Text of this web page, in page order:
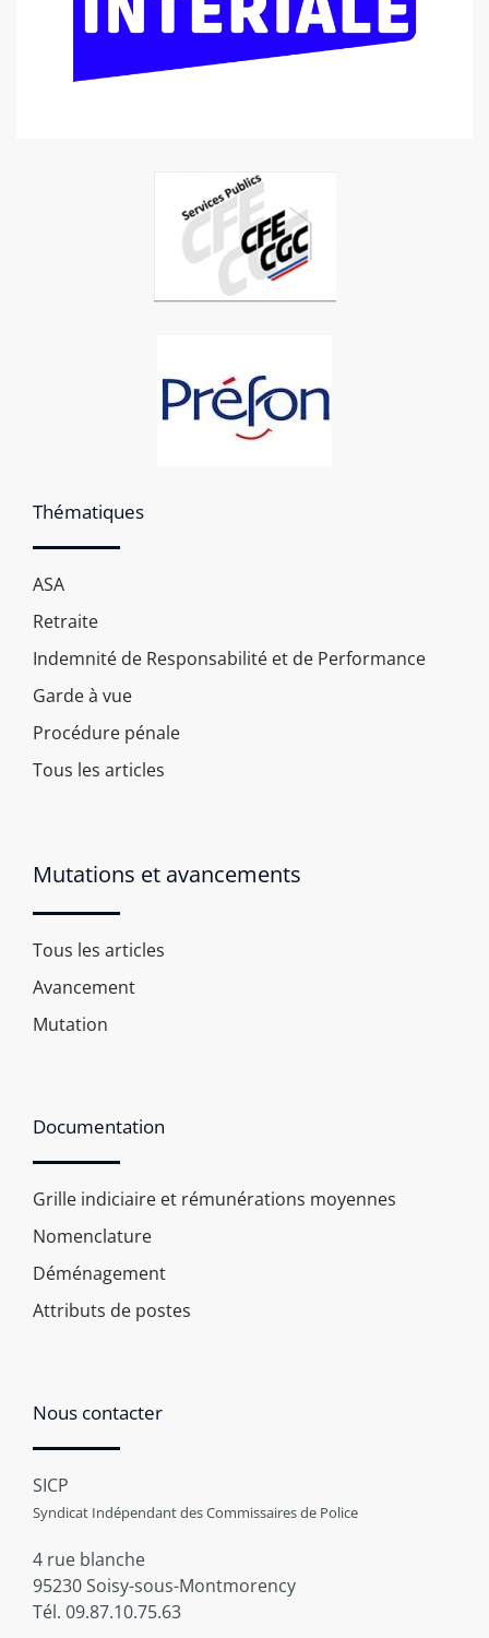
Thématiques
ASA
Retraite
Indemnité de Responsabilité et de Performance
Garde à vue
Procédure pénale
Tous les articles
Mutations et avancements
Tous les articles
Avancement
Mutation
Documentation
Grille indiciaire et rémunérations moyennes
Nomenclature
Déménagement
Attributs de postes
Nous contacter
SICP
Syndicat Indépendant des Commissaires de Police
4 rue blanche
95230 Soisy-sous-Montmorency
Tél. 09.87.10.75.63